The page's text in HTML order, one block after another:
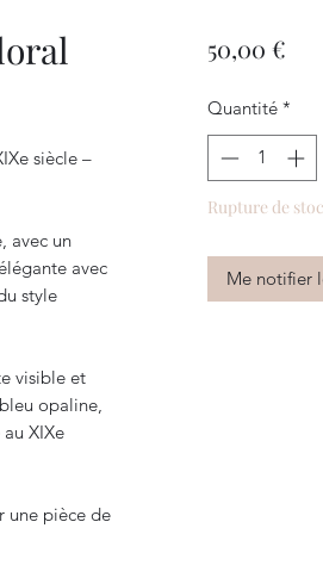
siècle –
avec un
avec
style
visible et
opaline,
XIXe
une pièce de
50,00 €
Quantité *
Rupture de
Me notifier